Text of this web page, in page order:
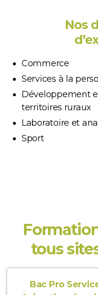
Nos
Commerce
Services à la
Développement
territoires ruraux
Laboratoire et
Sport
tous
Bac Pro